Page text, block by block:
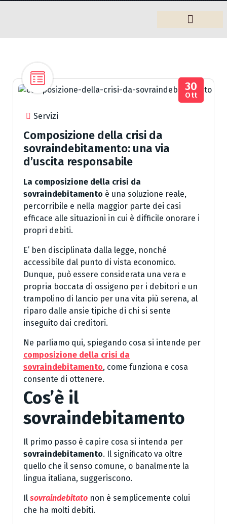
Servizi
30
Ott
Composizione della crisi da
sovraindebitamento: una via
d’uscita responsabile
La composizione della crisi da
sovraindebitamento è una soluzione reale,
percorribile e nella maggior parte dei casi
efficace alle situazioni in cui è difficile onorare i
propri debiti.
E’ ben disciplinata dalla legge, nonché
accessibile dal punto di vista economico.
Dunque, può essere considerata una vera e
propria boccata di ossigeno per i debitori e un
trampolino di lancio per una vita più serena, al
riparo dalle ansie tipiche di chi si sente
inseguito dai creditori.
Ne parliamo qui, spiegando cosa si intende per
composizione della crisi da
sovraindebitamento, come funziona e cosa
consente di ottenere.
Cos’è il
sovraindebitamento
Il primo passo è capire cosa si intenda per
sovraindebitamento. Il significato va oltre
quello che il senso comune, o banalmente la
lingua italiana, suggeriscono.
Il sovraindebitato non è semplicemente colui
che ha molti debiti.